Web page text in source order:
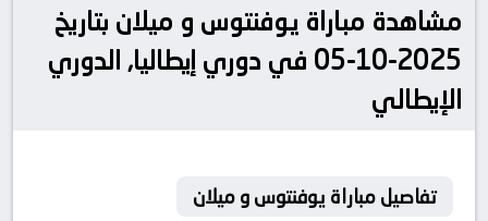
مشاهدة مباراة يوفنتوس و ميلان بتاريخ
2025-10-05 في دوري إيطاليا, الدوري
الإيطالي
تفاصيل مباراة يوفنتوس و ميلان